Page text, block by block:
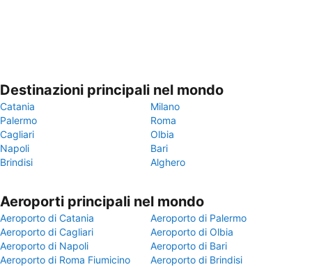
Destinazioni principali nel mondo
Catania
Milano
Palermo
Roma
Cagliari
Olbia
Napoli
Bari
Brindisi
Alghero
Aeroporti principali nel mondo
Aeroporto di Catania
Aeroporto di Palermo
Aeroporto di Cagliari
Aeroporto di Olbia
Aeroporto di Napoli
Aeroporto di Bari
Aeroporto di Roma Fiumicino
Aeroporto di Brindisi